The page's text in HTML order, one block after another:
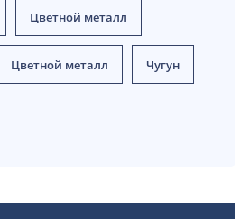
Цветной металл
Цветной металл Чугун